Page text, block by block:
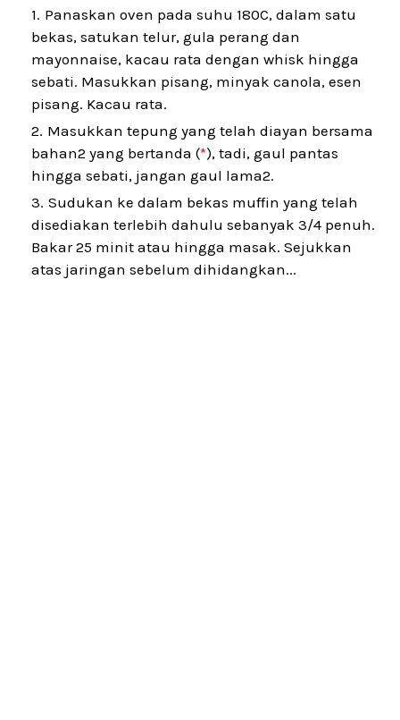
Panaskan oven pada suhu 180C, dalam satu
bekas, satukan telur, gula perang dan
mayonnaise, kacau rata dengan whisk hingga
sebati. Masukkan pisang, minyak canola, esen
pisang. Kacau rata.
Masukkan tepung yang telah diayan bersama
bahan2 yang bertanda (*), tadi, gaul pantas
hingga sebati, jangan gaul lama2.
Sudukan ke dalam bekas muffin yang telah
disediakan terlebih dahulu sebanyak 3/4 penuh.
Bakar 25 minit atau hingga masak. Sejukkan
atas jaringan sebelum dihidangkan...